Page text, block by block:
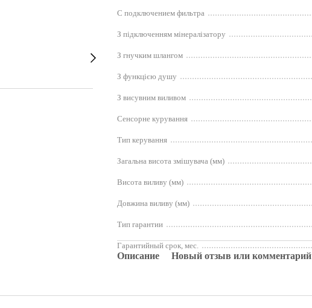
С подключением фильтра
З підключенням мінералізатору
З гнучким шлангом
З функцією душу
З висувним виливом
Сенсорне курування
Тип керування
Загальна висота змішувача (мм)
Висота виливу (мм)
Довжина виливу (мм)
Тип гарантии
Гарантийный срок, мес.
Описание Новый отзыв или комментарий